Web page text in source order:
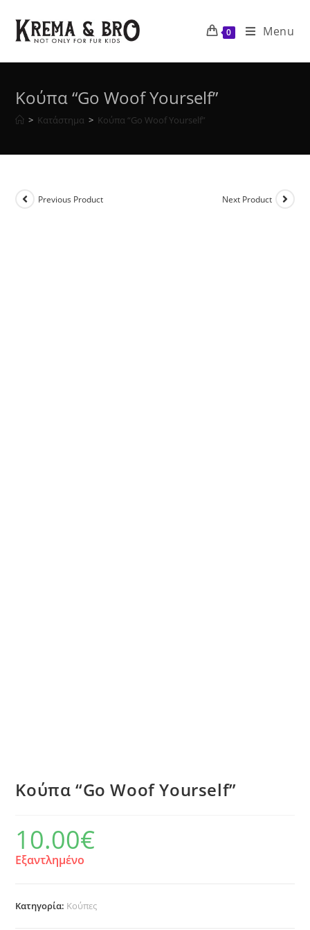
content
0 Menu
Κούπα “Go Woof Yourself”
> Κατάστημα > Κούπα “Go Woof Yourself”
Previous Product Next Product
Κούπα “Go Woof Yourself”
10.00€
Εξαντλημένο
Κατηγορία: Κούπες